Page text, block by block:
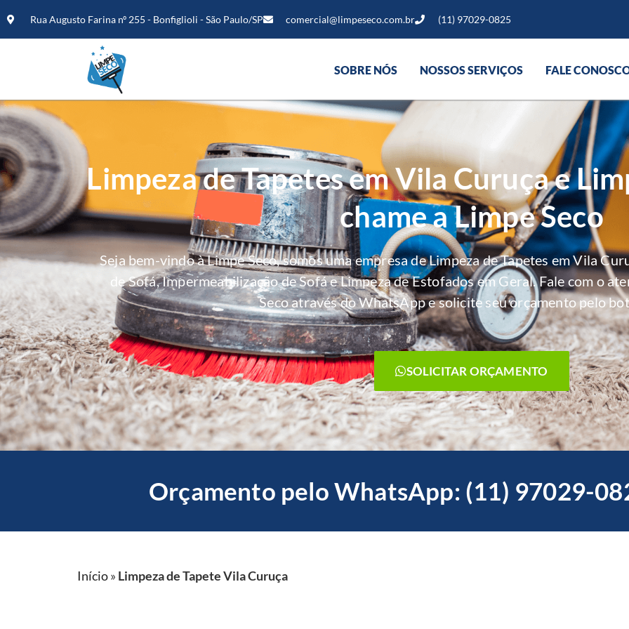
Rua Augusto Farina nº 255 - Bonfiglioli - São Paulo/SP comercial@limpeseco.com.br (11) 97029-0825
SOBRE NÓS NOSSOS SERVIÇOS FALE
Limpeza de Tapetes em Vila Curuça e
chame a Limpe Seco
Seja bem-vindo à Limpe Seco, somos uma empresa de Limpeza de Tapetes em Vila
de Sofá, Impermeabilização de Sofá e Limpeza de Estofados em Geral. Fale com o
Seco através do WhatsApp e solicite seu orçamento pelo
SOLICITAR ORÇAMENTO
Orçamento pelo WhatsApp: (11) 97029-
Início» Limpeza de Tapete Vila Curuça